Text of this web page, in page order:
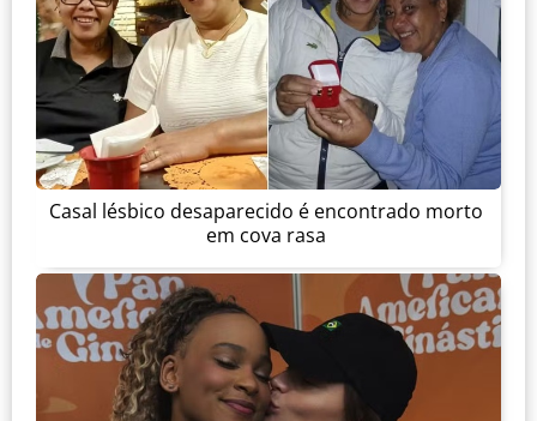
Casal lésbico desaparecido é encontrado morto
em cova rasa